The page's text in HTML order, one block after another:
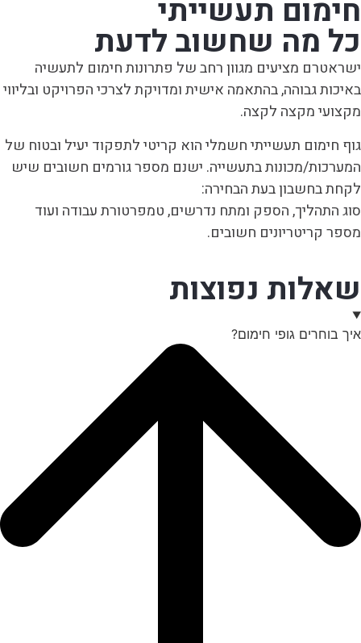
חימום תעשייתי
כל מה שחשוב לדעת
ישראטרם מציעים מגוון רחב של פתרונות חימום לתעשיה
באיכות גבוהה, בהתאמה אישית ומדויקת לצרכי הפרויקט ובליווי
מקצועי מקצה לקצה.
גוף חימום תעשייתי חשמלי הוא קריטי לתפקוד יעיל ובטוח של
המערכות/מכונות בתעשייה. ישנם מספר גורמים חשובים שיש
לקחת בחשבון בעת הבחירה:
סוג התהליך, הספק ומתח נדרשים, טמפרטורת עבודה ועוד
מספר קריטריונים חשובים.
שאלות נפוצות
איך בוחרים גופי חימום?